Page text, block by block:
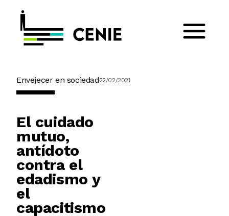
Envejecer en sociedad22/02/2021
El cuidado
mutuo,
antídoto
contra el
edadismo y
el
capacitismo